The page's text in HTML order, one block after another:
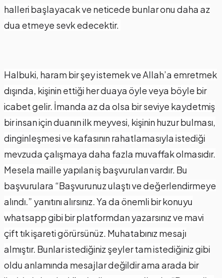
halleri başlayacak ve neticede bunlar onu daha az
dua etmeye sevk edecektir.
Halbuki, haram bir şey istemek ve Allah’a emretmek
dışında, kişinin ettiği her duaya öyle veya böyle bir
icabet gelir. İmanda az da olsa bir seviye kaydetmiş
bir insan için duanın ilk meyvesi, kişinin huzur bulması,
dinginleşmesi ve kafasının rahatlamasıyla istediği
mevzuda çalışmaya daha fazla muvaffak olmasıdır.
Mesela maille yapılan iş başvuruları vardır. Bu
başvurulara “Başvurunuz ulaştı ve değerlendirmeye
alındı.” yanıtını alırsınız. Ya da önemli bir konuyu
whatsapp gibi bir platformdan yazarsınız ve mavi
çift tık işareti görürsünüz. Muhatabınız mesajı
almıştır. Bunlar istediğiniz şeyler tam istediğiniz gibi
oldu anlamında mesajlar değildir ama arada bir